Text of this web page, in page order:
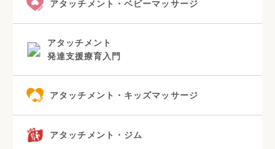
アタッチメント・ベビーマッサージ
アタッチメント
発達支援療育入門
アタッチメント・キッズマッサージ
アタッチメント・ジム